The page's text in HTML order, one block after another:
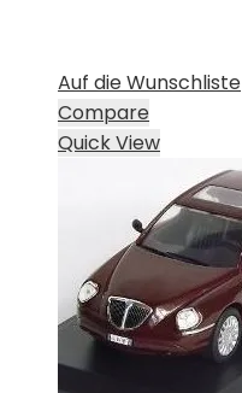
Auf die Wunschliste
Compare
Quick View